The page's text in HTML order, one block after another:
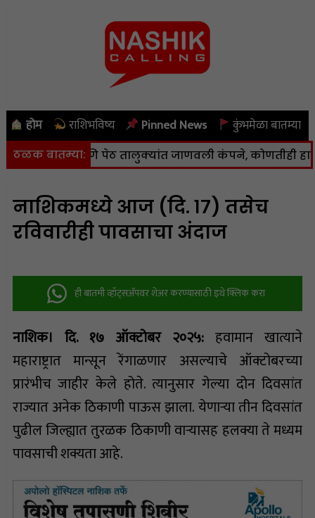
होम राशिभविष्य Pinned News कुंभमेळा बातम्या
ठळक बातम्या:
आणि पेठ तालुक्यांत जाणवली कंपने, कोणतीही हानी
नाशिकमध्ये आज (दि. १७) तसेच
रविवारीही पावसाचा अंदाज
ही बातमी व्हॉट्सअ‍ॅपवर शेअर करण्यासाठी इथे क्लिक करा
नाशिक। दि. १७ ऑक्टोबर २०२५: हवामान खात्याने
महाराष्ट्रात मान्सून रेंगाळणार असल्याचे ऑक्टोबरच्या
प्रारंभीच जाहीर केले होते. त्यानुसार गेल्या दोन दिवसांत
राज्यात अनेक ठिकाणी पाऊस झाला. येणाऱ्या तीन दिवसांत
पुढील जिल्ह्यात तुरळक ठिकाणी वाऱ्यासह हलक्या ते मध्यम
पावसाची शक्यता आहे.